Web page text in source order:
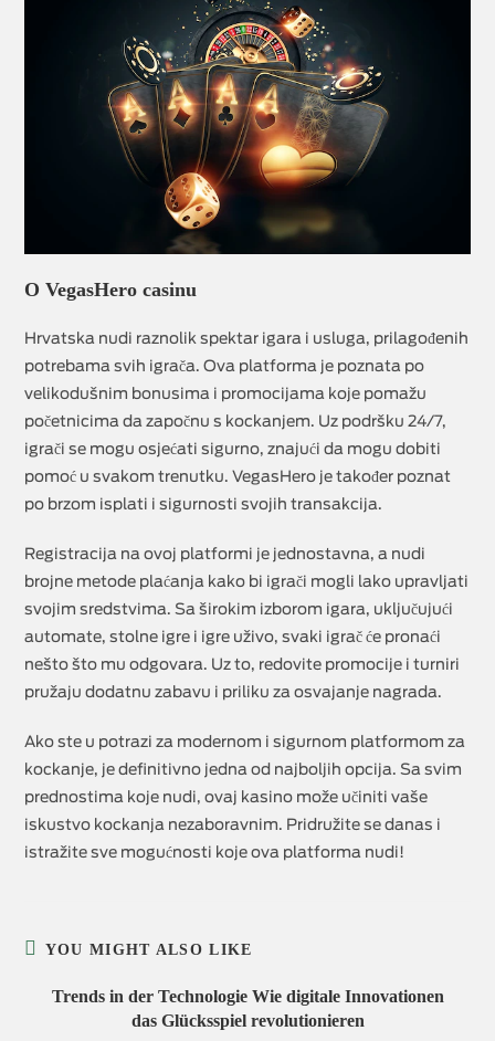
O VegasHero casinu
Hrvatska nudi raznolik spektar igara i usluga, prilagođenih
potrebama svih igrača. Ova platforma je poznata po
velikodušnim bonusima i promocijama koje pomažu
početnicima da započnu s kockanjem. Uz podršku 24/7,
igrači se mogu osjećati sigurno, znajući da mogu dobiti
pomoć u svakom trenutku. VegasHero je također poznat
po brzom isplati i sigurnosti svojih transakcija.
Registracija na ovoj platformi je jednostavna, a nudi
brojne metode plaćanja kako bi igrači mogli lako upravljati
svojim sredstvima. Sa širokim izborom igara, uključujući
automate, stolne igre i igre uživo, svaki igrač će pronaći
nešto što mu odgovara. Uz to, redovite promocije i turniri
pružaju dodatnu zabavu i priliku za osvajanje nagrada.
Ako ste u potrazi za modernom i sigurnom platformom za
kockanje, je definitivno jedna od najboljih opcija. Sa svim
prednostima koje nudi, ovaj kasino može učiniti vaše
iskustvo kockanja nezaboravnim. Pridružite se danas i
istražite sve mogućnosti koje ova platforma nudi!
YOU MIGHT ALSO LIKE
Trends in der Technologie Wie digitale Innovationen
das Glücksspiel revolutionieren